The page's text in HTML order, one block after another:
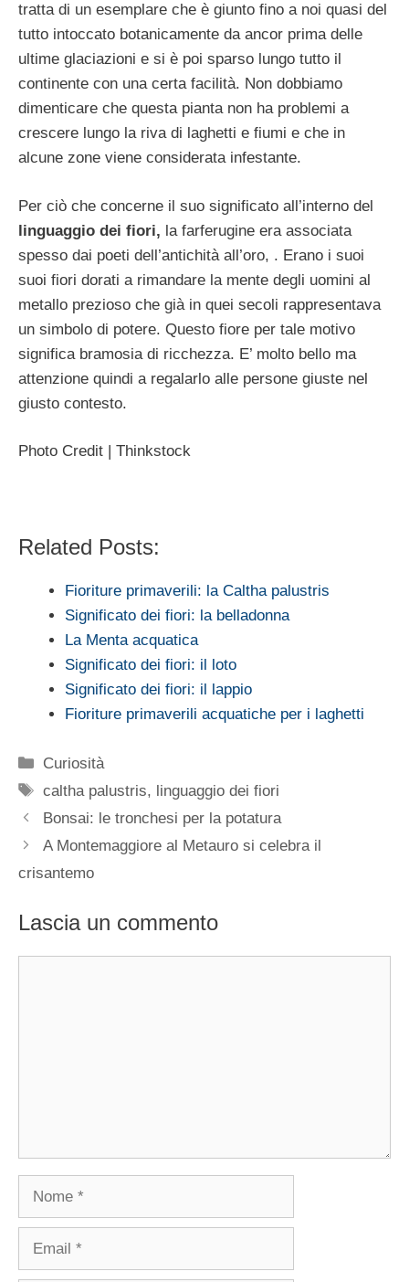
tratta di un esemplare che è giunto fino a noi quasi del
tutto intoccato botanicamente da ancor prima delle
ultime glaciazioni e si è poi sparso lungo tutto il
continente con una certa facilità. Non dobbiamo
dimenticare che questa pianta non ha problemi a
crescere lungo la riva di laghetti e fiumi e che in
alcune zone viene considerata infestante.
Per ciò che concerne il suo significato all’interno del
linguaggio dei fiori, la farferugine era associata
spesso dai poeti dell’antichità all’oro, . Erano i suoi
suoi fiori dorati a rimandare la mente degli uomini al
metallo prezioso che già in quei secoli rappresentava
un simbolo di potere. Questo fiore per tale motivo
significa bramosia di ricchezza. E’ molto bello ma
attenzione quindi a regalarlo alle persone giuste nel
giusto contesto.
Photo Credit | Thinkstock
Related Posts:
Fioriture primaverili: la Caltha palustris
Significato dei fiori: la belladonna
La Menta acquatica
Significato dei fiori: il loto
Significato dei fiori: il lappio
Fioriture primaverili acquatiche per i laghetti
Categorie
Curiosità
Tag
caltha palustris, linguaggio dei fiori
Bonsai: le tronchesi per la potatura
A Montemaggiore al Metauro si celebra il
crisantemo
Lascia un commento
Nome
Email